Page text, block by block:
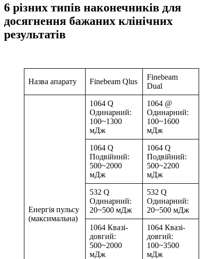
6 різних типів наконечників для
досягнення бажаних клінічних
результатів
Назва апарату Finebeam Qlus
Finebeam
Dual
Енергія пульсу
(максимальна)
1064 Q
Одинарний:
100~1300
мДж
1064 @
Одинарний:
100~1600
мДж
1064 Q
Подвійний:
500~2000
мДж
1064 Q
Подвійний:
500~2200
мДж
532 Q
Одинарний:
20~500 мДж
532 Q
Одинарний:
20~500 мДж
1064 Квазі-
довгий:
500~2000
мДж
1064 Квазі-
довгий:
100~3500
мДж